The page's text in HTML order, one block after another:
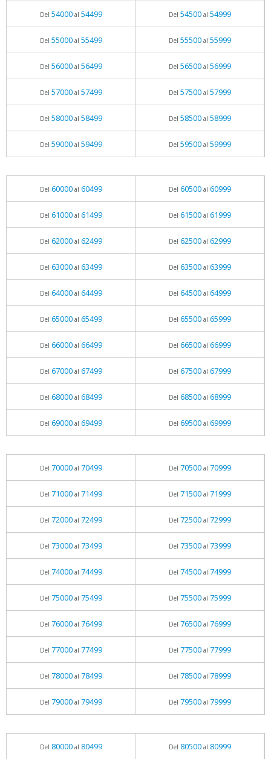
Del 54000al 54499 Del 54500al 54999
Del 55000al 55499 Del 55500al 55999
Del 56000al 56499 Del 56500al 56999
Del 57000al 57499 Del 57500al 57999
Del 58000al 58499 Del 58500al 58999
Del 59000al 59499 Del 59500al 59999
Del 60000al 60499 Del 60500al 60999
Del 61000al 61499 Del 61500al 61999
Del 62000al 62499 Del 62500al 62999
Del 63000al 63499 Del 63500al 63999
Del 64000al 64499 Del 64500al 64999
Del 65000al 65499 Del 65500al 65999
Del 66000al 66499 Del 66500al 66999
Del 67000al 67499 Del 67500al 67999
Del 68000al 68499 Del 68500al 68999
Del 69000al 69499 Del 69500al 69999
Del 70000al 70499 Del 70500al 70999
Del 71000al 71499 Del 71500al 71999
Del 72000al 72499 Del 72500al 72999
Del 73000al 73499 Del 73500al 73999
Del 74000al 74499 Del 74500al 74999
Del 75000al 75499 Del 75500al 75999
Del 76000al 76499 Del 76500al 76999
Del 77000al 77499 Del 77500al 77999
Del 78000al 78499 Del 78500al 78999
Del 79000al 79499 Del 79500al 79999
Del 80000al 80499 Del 80500al 80999